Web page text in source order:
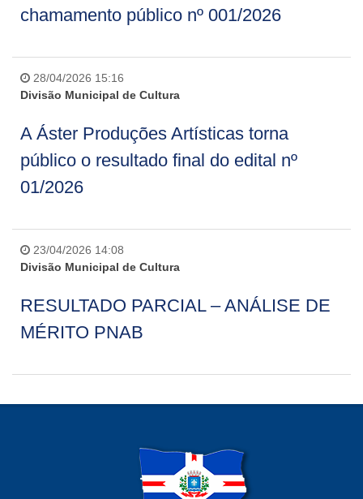
chamamento público nº 001/2026
28/04/2026 15:16
Divisão Municipal de Cultura
A Áster Produções Artísticas torna
público o resultado final do edital nº
01/2026
23/04/2026 14:08
Divisão Municipal de Cultura
RESULTADO PARCIAL – ANÁLISE DE
MÉRITO PNAB